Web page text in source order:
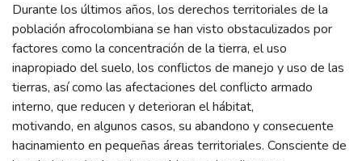
Durante los últimos años, los derechos territoriales de la
población afrocolombiana se han visto obstaculizados por
factores como la concentración de la tierra, el uso
inapropiado del suelo, los conflictos de manejo y uso de las
tierras, así como las afectaciones del conflicto armado
interno, que reducen y deterioran el hábitat,
motivando, en algunos casos, su abandono y consecuente
hacinamiento en pequeñas áreas territoriales. Consciente de